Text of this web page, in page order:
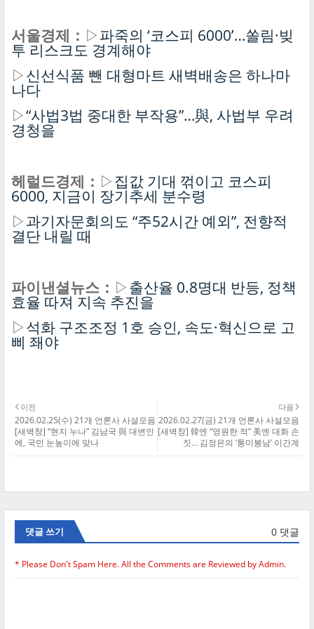
서울경제： ▷파죽의 ‘코스피 6000’…쏠림·빚
투 리스크도 경계해야
▷신선식품 뺀 대형마트 새벽배송은 하나마
나다
▷“사법3법 중대한 부작용”…與, 사법부 우려
경청을
헤럴드경제： ▷집값 기대 꺾이고 코스피
6000, 지금이 장기추세 분수령
▷과기자문회의도 “주52시간 예외”, 전향적
결단 내릴 때
파이낸셜뉴스： ▷출산율 0.8명대 반등, 정책
효율 따져 지속 추진을
▷석화 구조조정 1호 승인, 속도·혁신으로 고
삐 좨야
다음
2026.02.27(금) 21개 언론사 사설모음
[새벽창] 韓엔 “영원한 적” 美엔 대화 손
짓… 김정은의 ‘통미봉남’ 이간계
이전
2026.02.25(수) 21개 언론사 사설모음
[새벽창] “현지 누나” 김남국 與 대변인
에, 국민 눈높이에 맞나
댓글 쓰기 0 댓글
* Please Don't Spam Here. All the Comments are Reviewed by Admin.